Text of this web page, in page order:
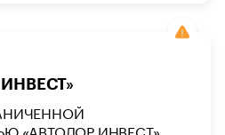
«АВТОДОР ИНВЕСТ»